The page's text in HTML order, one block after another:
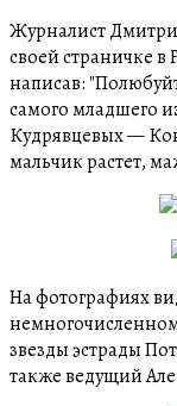
Журналист
своей страничке в
написав:
самого младшего
Кудрявцевых —
мальчик растет,
На фотографиях
звезды эстрады
также ведущий